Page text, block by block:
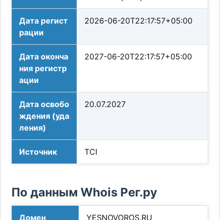
Дата регист
рации
2026-06-20T22:17:57+05:00
Дата оконча
ния регистр
ации
2027-06-20T22:17:57+05:00
Дата освобо
ждения (уда
ления)
20.07.2027
Источник TCI
По данным Whois Рег.ру
Домен YESNOVOROS.RU